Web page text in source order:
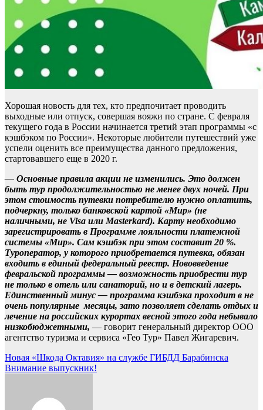
Хорошая новость для тех, кто предпочитает проводить
выходные или отпуск, совершая вояжи по стране. С февраля
текущего года в России начинается третий этап программы «с
кэшбэком по России». Некоторые любители путешествий уже
успели оценить все преимущества данного предложения,
стартовавшего еще в 2020 г.
— Основные правила акции не изменились. Это должен
быть тур продолжительностью не менее двух ночей. При
этом стоимость путевки потребителю нужно оплатить,
подчеркну, только банковской картой «Мир» (не
наличными, не Visa или Masterkard). Карту необходимо
зарегистрировать в Программе лояльности платежной
системы «Мир». Сам кэшбэк при этом составит 20 %.
Туроператор, у которого приобретается путевка, обязан
входить в единый федеральный реестр. Нововведение
февральской программы — возможность приобрести тур
не только в отель или санаторий, но и в детский лагерь.
Единственный минус — программа кэшбэка проходит в не
очень популярные месяцы, зато позволяет сделать отдых и
лечение на российских курортах весной этого года небывало
низкобюджетными, — говорит генеральный директор ООО
агентство туризма и сервиса «Гео Тур» Павел Жигаревич.
Навигация
по
Новая «Шкода Октавия» на службе ГИБДД Барабинска
Внимание выпускник!